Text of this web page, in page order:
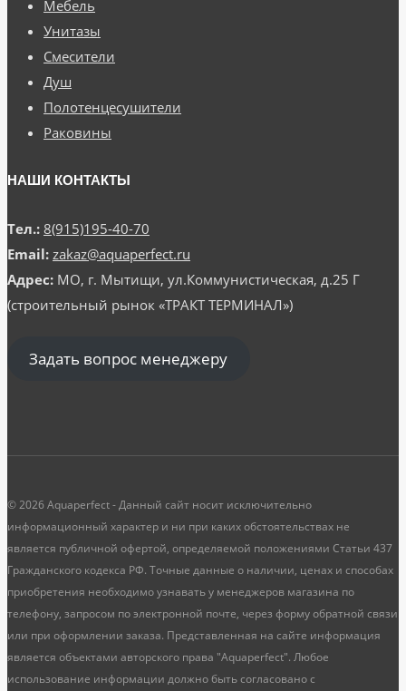
Мебель
Унитазы
Смесители
Душ
Полотенцесушители
Раковины
НАШИ КОНТАКТЫ
Тел.: 8(915)195-40-70
Email: zakaz@aquaperfect.ru
Адрес: МО, г. Мытищи, ул.Коммунистическая, д.25 Г
(строительный рынок «ТРАКТ ТЕРМИНАЛ»)
Задать вопрос менеджеру
© 2026 Aquaperfect - Данный сайт носит исключительно
информационный характер и ни при каких обстоятельствах не
является публичной офертой, определяемой положениями Статьи 437
Гражданского кодекса РФ. Точные данные о наличии, ценах и способах
приобретения необходимо узнавать у менеджеров магазина по
телефону, запросом по электронной почте, через форму обратной связи
или при оформлении заказа. Представленная на сайте информация
является объектами авторского права "Aquaperfect". Любое
использование информации должно быть согласовано с